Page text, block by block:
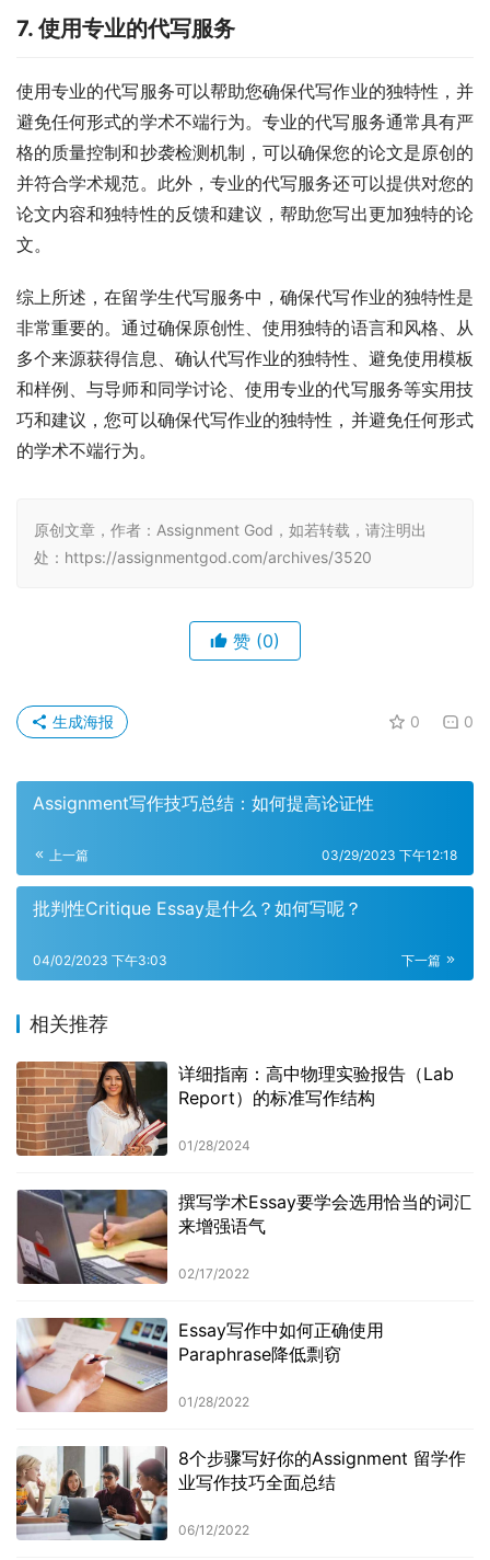
7. 使用专业的代写服务
使用专业的代写服务可以帮助您确保代写作业的独特性，并
避免任何形式的学术不端行为。专业的代写服务通常具有严
格的质量控制和抄袭检测机制，可以确保您的论文是原创的
并符合学术规范。此外，专业的代写服务还可以提供对您的
论文内容和独特性的反馈和建议，帮助您写出更加独特的论
文。
综上所述，在留学生代写服务中，确保代写作业的独特性是
非常重要的。通过确保原创性、使用独特的语言和风格、从
多个来源获得信息、确认代写作业的独特性、避免使用模板
和样例、与导师和同学讨论、使用专业的代写服务等实用技
巧和建议，您可以确保代写作业的独特性，并避免任何形式
的学术不端行为。
原创文章，作者：Assignment God，如若转载，请注明出
处：https://assignmentgod.com/archives/3520
赞 (0)
0 0
生成海报
Assignment写作技巧总结：如何提高论证性
上一篇 03/29/2023 下午12:18
批判性Critique Essay是什么？如何写呢？
下一篇
04/02/2023 下午3:03
相关推荐
详细指南：高中物理实验报告（Lab
Report）的标准写作结构
01/28/2024
撰写学术Essay要学会选用恰当的词汇
来增强语气
02/17/2022
Essay写作中如何正确使用
Paraphrase降低剽窃
01/28/2022
8个步骤写好你的Assignment 留学作
业写作技巧全面总结
06/12/2022